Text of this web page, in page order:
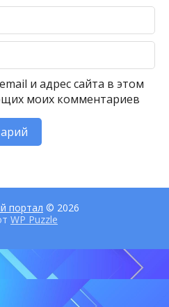
и адрес сайта в этом
моих комментариев
портал © 2026
WP Puzzle